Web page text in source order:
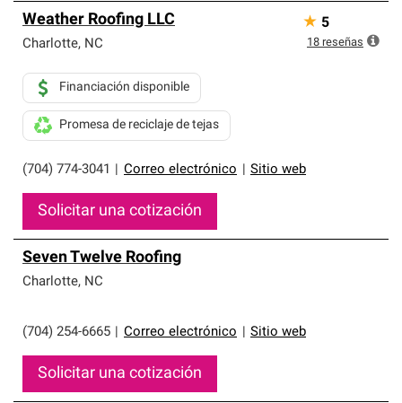
Weather Roofing LLC
Charlotte, NC
(704) 774-3041 Correo electrónico Sitio web
Financiación disponible
Promesa de reciclaje de tejas
Solicitar una cotización
★ 5
18 reseñas
Seven Twelve Roofing
Charlotte, NC
(704) 254-6665 Correo electrónico Sitio web
Solicitar una cotización